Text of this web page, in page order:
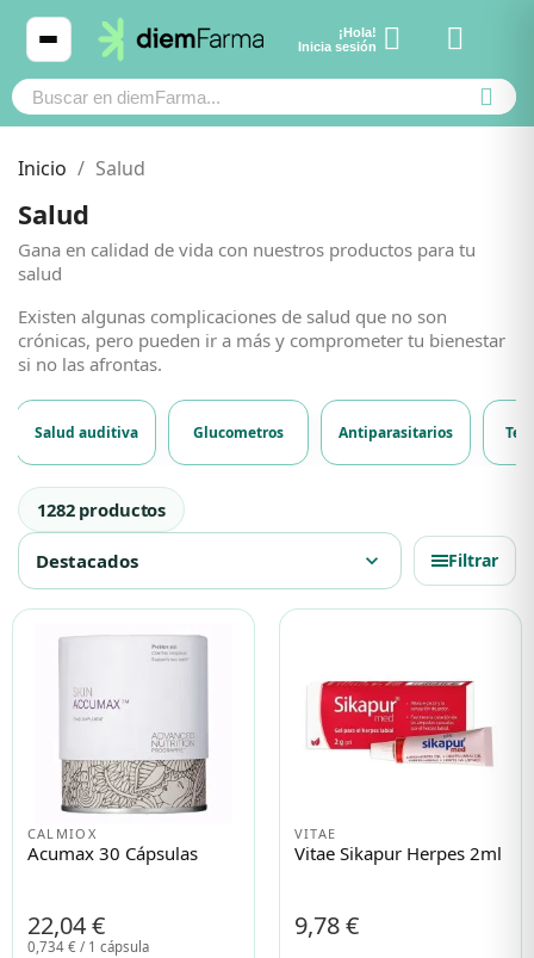
Cosmética
Bebé y mamá
Productos naturales y dietética
Mascotas
Protección solar
Ortopedia
¡Hola!
Inicia sesión
Ver carrito
Cosmética
Bebé y mamá
Productos naturales y dietética
Mascotas
Protección solar
Ortopedia
Inicio Salud
Salud
Gana en calidad de vida con nuestros productos para tu
salud
Existen algunas complicaciones de salud que no son
crónicas, pero pueden ir a más y comprometer tu bienestar
si no las afrontas.
Subcategorías
Salud auditiva Glucometros Antiparasitarios
Productos de Salud
1282 productos
Destacados expand_more Filtrar
CALMIOX
Acumax 30 Cápsulas
22,04 €
0,734 € / 1 cápsula
VITAE
Vitae Sikapur Herpes 2ml
9,78 €